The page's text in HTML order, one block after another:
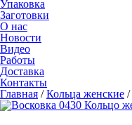
Упаковка
Заготовки
О нас
Новости
Видео
Работы
Доставка
Контакты
Главная /Кольца женские /